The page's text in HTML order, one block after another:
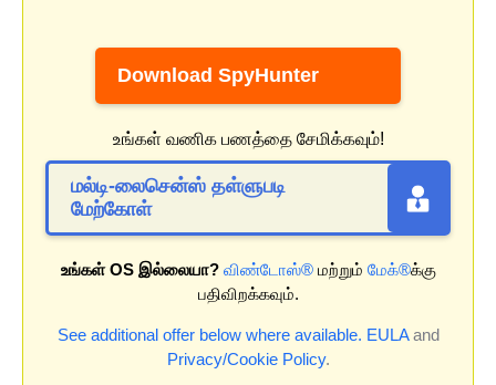
Download SpyHunter
உங்கள் வணிக பணத்தை சேமிக்கவும்!
மல்டி-லைசென்ஸ் தள்ளுபடி
மேற்கோள்
உங்கள் OS இல்லையா? விண்டோஸ்®மற்றும் மேக்®க்கு
பதிவிறக்கவும்.
See additional offer below where available. EULAand
Privacy/Cookie Policy.